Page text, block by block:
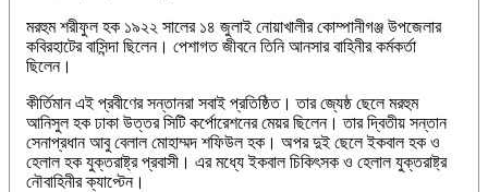
মরহুম শরীফুল হক ১৯২২ সালের ১৪ জুলাই নোয়াখালীর কোম্পানীগঞ্জ উপজেলার
কবিরহাটের বাসিন্দা ছিলেন। পেশাগত জীবনে তিনি আনসার বাহিনীর কর্মকর্তা
ছিলেন।
কীর্তিমান এই প্রবীণের সন্তানরা সবাই প্রতিষ্ঠিত। তার জ্যেষ্ঠ ছেলে মরহুম
আনিসুল হক ঢাকা উত্তর সিটি কর্পোরেশনের মেয়র ছিলেন। তার দ্বিতীয় সন্তান
সেনাপ্রধান আবু বেলাল মোহাম্মদ শফিউল হক। অপর দুই ছেলে ইকবাল হক ও
হেলাল হক যুক্তরাষ্ট্র প্রবাসী। এর মধ্যে ইকবাল চিকিৎসক ও হেলাল যুক্তরাষ্ট্র
নৌবাহিনীর ক্যাপ্টেন।